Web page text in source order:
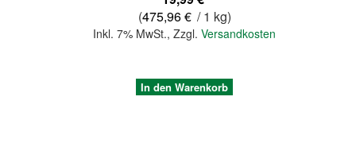
(475,96 € / 1 kg)
Inkl. 7% MwSt.,Zzgl.Versandkosten
In den Warenkorb